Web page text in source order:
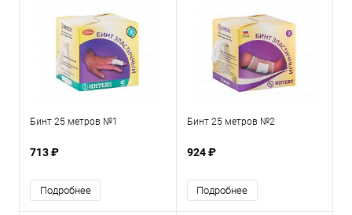
Бинт 25 метров №1
713 ₽
Подробнее
Бинт 25 метров №2
924 ₽
Подробнее